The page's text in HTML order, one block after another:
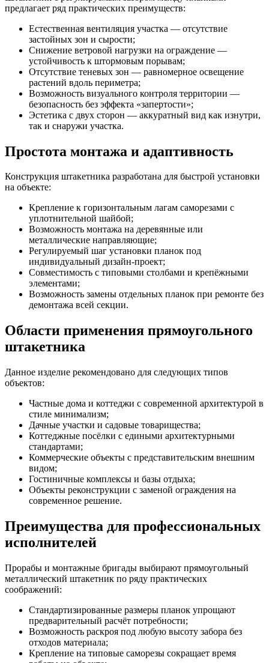
предлагает ряд практических преимуществ:
Естественная вентиляция участка — отсутствие
застойных зон и сырости;
Снижение ветровой нагрузки на ограждение —
устойчивость к штормовым порывам;
Отсутствие теневых зон — равномерное освещение
растений вдоль периметра;
Возможность визуального контроля территории —
безопасность без эффекта «запертости»;
Эстетика с двух сторон — аккуратный вид как изнутри,
так и снаружи участка.
Простота монтажа и адаптивность
Конструкция штакетника разработана для быстрой установки
на объекте:
Крепление к горизонтальным лагам саморезами с
уплотнительной шайбой;
Возможность монтажа на деревянные или
металлические направляющие;
Регулируемый шаг установки планок под
индивидуальный дизайн-проект;
Совместимость с типовыми столбами и крепёжными
элементами;
Возможность замены отдельных планок при ремонте без
демонтажа всей секции.
Области применения прямоугольного
штакетника
Данное изделие рекомендовано для следующих типов
объектов:
Частные дома и коттеджи с современной архитектурой в
стиле минимализм;
Дачные участки и садовые товарищества;
Коттеджные посёлки с едиными архитектурными
стандартами;
Коммерческие объекты с представительским внешним
видом;
Гостиничные комплексы и базы отдыха;
Объекты реконструкции с заменой ограждения на
современное решение.
Преимущества для профессиональных
исполнителей
Прорабы и монтажные бригады выбирают прямоугольный
металлический штакетник по ряду практических
соображений:
Стандартизированные размеры планок упрощают
предварительный расчёт потребности;
Возможность раскроя под любую высоту забора без
отходов материала;
Крепление на типовые саморезы сокращает время